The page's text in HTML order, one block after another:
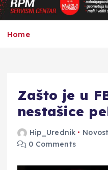
t
e
Home
Zašto je u
nestašice
Hip_Urednik
0 Comments